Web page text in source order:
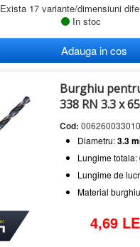
Exista 17 variante/dimensiuni
In stoc
Adauga in cos
Burghiu
338 RN 3.3 x
Cod:
Diametru:3.3
Lungime totala:
Lungime de
Material
4,69